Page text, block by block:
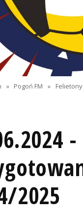
» Pogoń FM » Felietony
2025